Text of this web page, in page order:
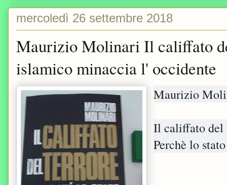
mercoledì 26 settembre 2018
Maurizio Molinari Il califfato
islamico minaccia l' occidente
Maurizio
Il califfato
Perchè lo